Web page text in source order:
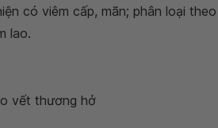
có viêm cấp, mãn; phân loại
lao.
vết thương hở